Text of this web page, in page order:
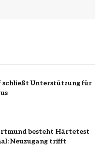
schließt Unterstützung für
besteht Härtetest
Neuzugang trifft